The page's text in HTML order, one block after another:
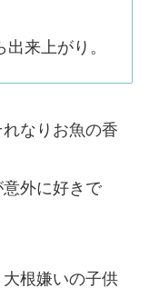
来上がり。
なりお魚の香
外に好きで
根嫌いの子供